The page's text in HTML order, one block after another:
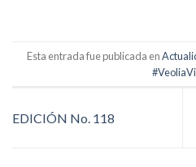
Esta entrada fue publicada en
EDICIÓN No. 118